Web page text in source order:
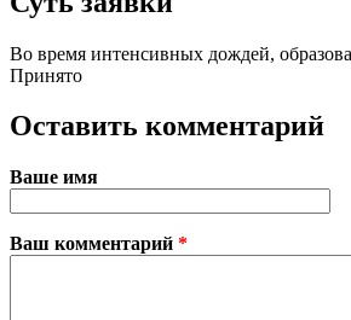
Во время интенсивных дождей,
Принято
Оставить комментарий
Ваше имя
Ваш комментарий *